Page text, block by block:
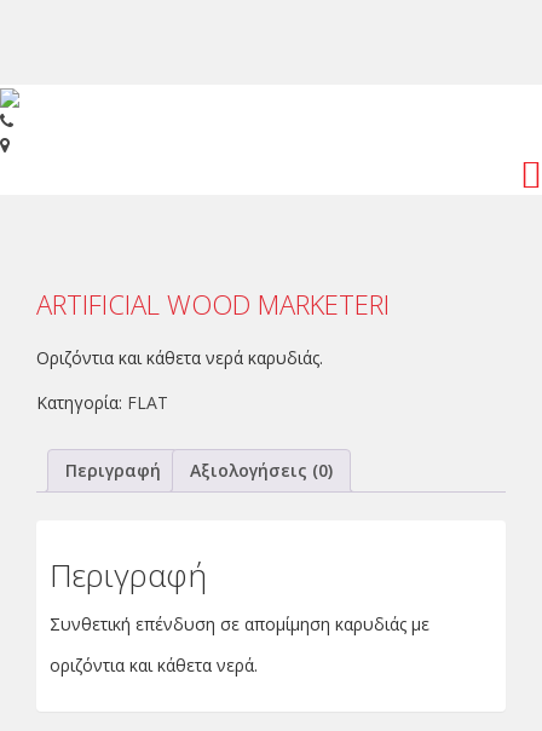
ARTIFICIAL WOOD MARKETERI
Οριζόντια και κάθετα νερά καρυδιάς.
Κατηγορία: FLAT
Περιγραφή Αξιολογήσεις (0)
Περιγραφή
Συνθετική επένδυση σε απομίμηση καρυδιάς με
οριζόντια και κάθετα νερά.